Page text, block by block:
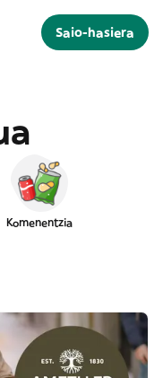
Saio-hasiera
Komenentzia